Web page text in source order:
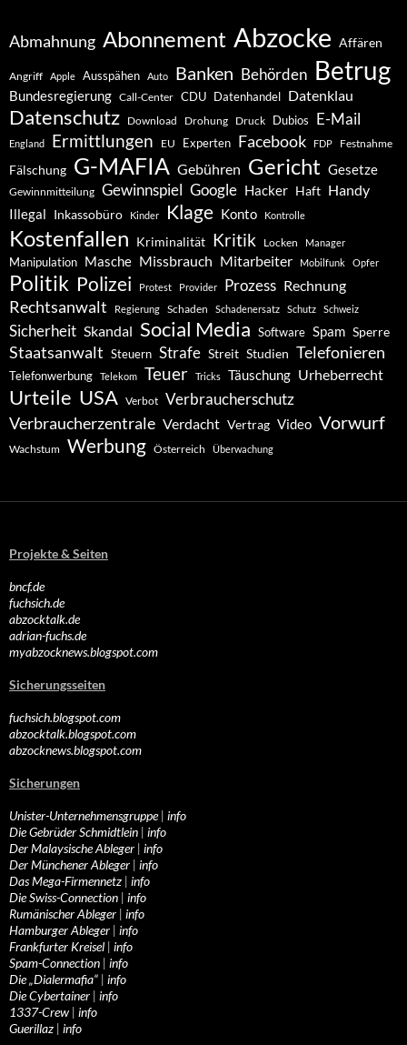
Abmahnung Abonnement Abzocke Affären
Angriff Apple Ausspähen Auto Banken Behörden Betrug
Bundesregierung Call-Center CDU Datenhandel Datenklau
Datenschutz Download Drohung Druck Dubios E-Mail
England Ermittlungen EU Experten Facebook FDP Festnahme
Fälschung G-MAFIA Gebühren Gericht Gesetze
Gewinnmitteilung Gewinnspiel Google Hacker Haft Handy
Illegal Inkassobüro Kinder Klage Konto Kontrolle
Kostenfallen Kriminalität Kritik Locken Manager
Manipulation Masche Missbrauch Mitarbeiter Mobilfunk Opfer
Politik Polizei Protest Provider Prozess Rechnung
Rechtsanwalt Regierung Schaden Schadenersatz Schutz Schweiz
Sicherheit Skandal Social Media Software Spam Sperre
Staatsanwalt Steuern Strafe Streit Studien Telefonieren
Telefonwerbung Telekom Teuer Tricks Täuschung Urheberrecht
Urteile USA Verbot Verbraucherschutz
Verbraucherzentrale Verdacht Vertrag Video Vorwurf
Wachstum Werbung Österreich Überwachung
Projekte & Seiten
bncf.de
fuchsich.de
abzocktalk.de
adrian-fuchs.de
myabzocknews.blogspot.com
Sicherungsseiten
fuchsich.blogspot.com
abzocktalk.blogspot.com
abzocknews.blogspot.com
Sicherungen
Unister-Unternehmensgruppe| info
Die Gebrüder Schmidtlein | info
Der Malaysische Ableger | info
Der Münchener Ableger | info
Das Mega-Firmennetz | info
Die Swiss-Connection | info
Rumänischer Ableger | info
Hamburger Ableger | info
Frankfurter Kreisel | info
Spam-Connection | info
Die „Dialermafia“ | info
Die Cybertainer | info
1337-Crew | info
Guerillaz | info